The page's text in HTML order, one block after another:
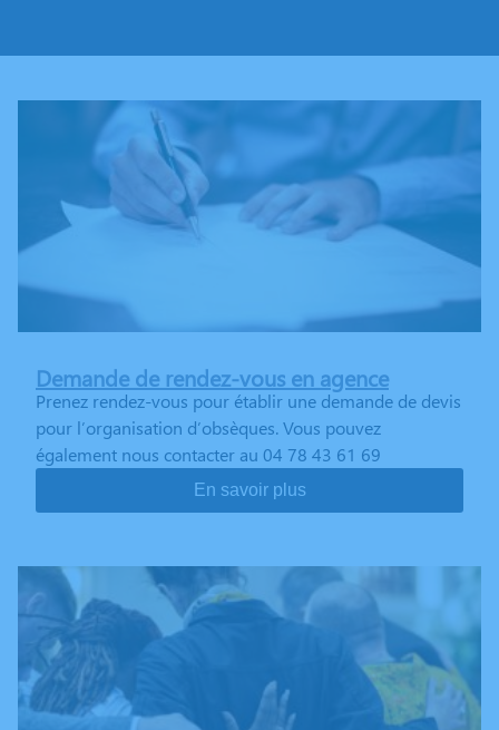
Demande de rendez-vous en agence
Prenez rendez-vous pour établir une demande de devis
pour l’organisation d’obsèques. Vous pouvez
également nous contacter au 04 78 43 61 69
En savoir plus